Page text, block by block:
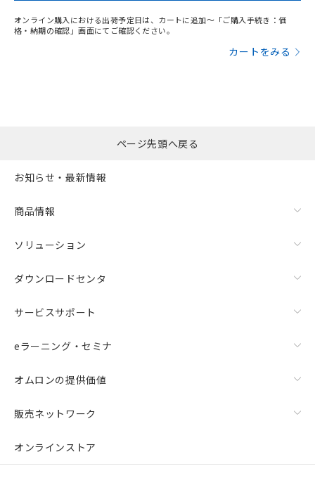
オンライン購入における出荷予定日は、カートに追加～「ご購入手続き：価
格・納期の確認」画面にてご確認ください。
カートをみる
ページ先頭へ戻る
お知らせ・最新情報
商品情報
ソリューション
ダウンロードセンタ
サービスサポート
eラーニング・セミナ
オムロンの提供価値
販売ネットワーク
オンラインストア